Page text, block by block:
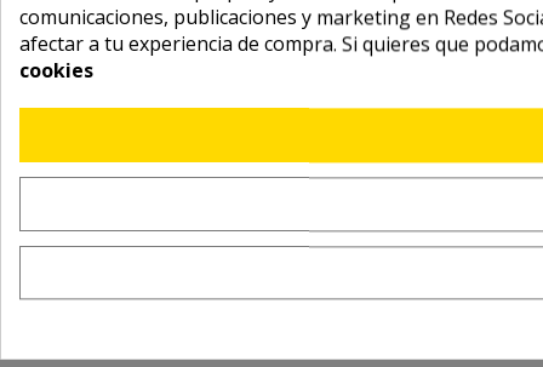
comunicaciones, publicaciones y marketing en Redes
afectar a tu experiencia de compra. Si quieres que
cookies